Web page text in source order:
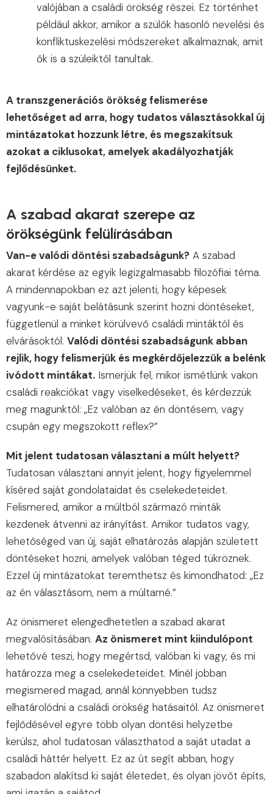
valójában a családi örökség részei. Ez történhet
például akkor, amikor a szülők hasonló nevelési és
konfliktuskezelési módszereket alkalmaznak, amit
ők is a szüleiktől tanultak.
A transzgenerációs örökség felismerése
lehetőséget ad arra, hogy tudatos választásokkal új
mintázatokat hozzunk létre, és megszakítsuk
azokat a ciklusokat, amelyek akadályozhatják
fejlődésünket.
A szabad akarat szerepe az
örökségünk felülírásában
Van-e valódi döntési szabadságunk? A szabad
akarat kérdése az egyik legizgalmasabb filozófiai téma.
A mindennapokban ez azt jelenti, hogy képesek
vagyunk-e saját belátásunk szerint hozni döntéseket,
függetlenül a minket körülvevő családi mintáktól és
elvárásoktól. Valódi döntési szabadságunk abban
rejlik, hogy felismerjük és megkérdőjelezzük a belénk
ivódott mintákat. Ismerjük fel, mikor ismétlünk vakon
családi reakciókat vagy viselkedéseket, és kérdezzük
meg magunktól: „Ez valóban az én döntésem, vagy
csupán egy megszokott reflex?”
Mit jelent tudatosan választani a múlt helyett?
Tudatosan választani annyit jelent, hogy figyelemmel
kíséred saját gondolataidat és cselekedeteidet.
Felismered, amikor a múltból származó minták
kezdenek átvenni az irányítást. Amikor tudatos vagy,
lehetőséged van új, saját elhatározás alapján született
döntéseket hozni, amelyek valóban téged tükröznek.
Ezzel új mintázatokat teremthetsz és kimondhatod: „Ez
az én választásom, nem a múltamé.”
Az önismeret elengedhetetlen a szabad akarat
megvalósításában. Az önismeret mint kiindulópont
lehetővé teszi, hogy megértsd, valóban ki vagy, és mi
határozza meg a cselekedeteidet. Minél jobban
megismered magad, annál könnyebben tudsz
elhatárolódni a családi örökség hatásaitól. Az önismeret
fejlődésével egyre több olyan döntési helyzetbe
kerülsz, ahol tudatosan választhatod a saját utadat a
családi háttér helyett. Ez az út segít abban, hogy
szabadon alakítsd ki saját életedet, és olyan jövőt építs,